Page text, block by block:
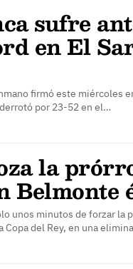
sufre
en El
firmó este miércoles
por 23-52 en el…
la
Belmonte
unos minutos de forzar la
Copa del Rey, en una